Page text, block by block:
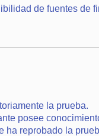
de fuentes
la prueba.
posee
ha reprobado la